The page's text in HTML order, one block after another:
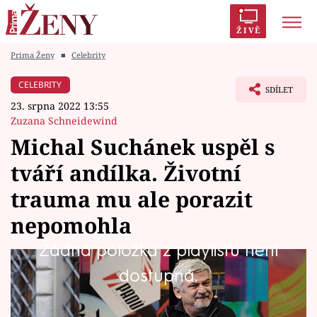
ŽIVĚ
Módní alarm
Témata
Celebrity
Vztahy
Seriály
Prima Ženy ■ Celebrity
CELEBRITY
23. srpna 2022 13:55
Zuzana Schneidewind
SDÍLET
Michal Suchánek uspěl s
tváří andílka. Životní
trauma mu ale porazit
nepomohla
Žádná položka z playlistu není
dostupná.
Veřejně známým se Michal Suchánek (57) stal
už ve školce. Jeho nezaměnitelný vzhled,
herecký projev nebo talent komika okouzlily a